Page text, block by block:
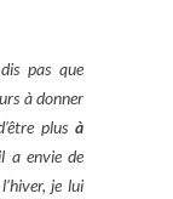
pas que
à donner
plus à
a envie de
je lui